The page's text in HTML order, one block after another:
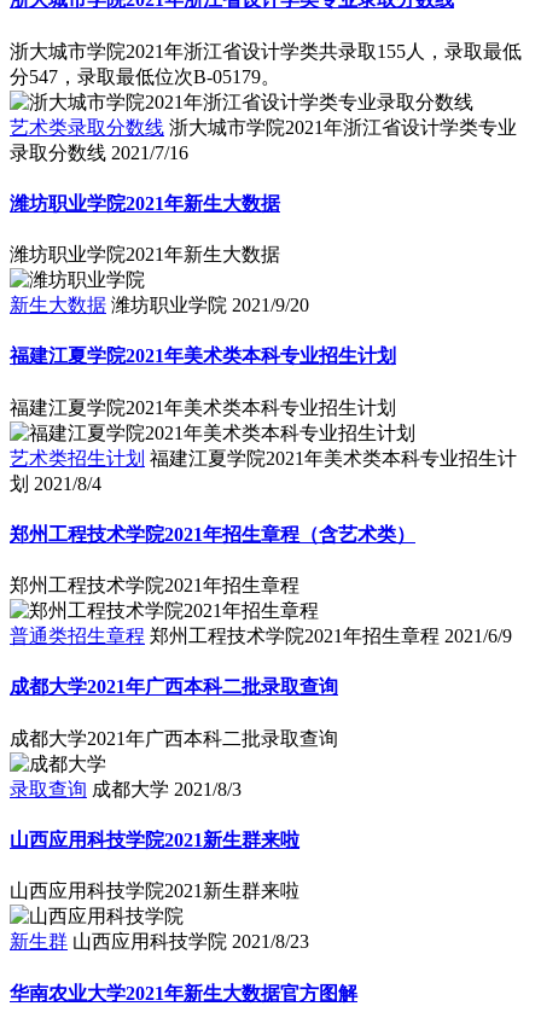
浙大城市学院2021年浙江省设计学类共录取155人，录取最低
分547，录取最低位次B-05179。
艺术类录取分数线 浙大城市学院2021年浙江省设计学类专业
录取分数线 2021/7/16
潍坊职业学院2021年新生大数据
潍坊职业学院2021年新生大数据
新生大数据 潍坊职业学院 2021/9/20
福建江夏学院2021年美术类本科专业招生计划
福建江夏学院2021年美术类本科专业招生计划
艺术类招生计划 福建江夏学院2021年美术类本科专业招生计
划 2021/8/4
郑州工程技术学院2021年招生章程（含艺术类）
郑州工程技术学院2021年招生章程
普通类招生章程 郑州工程技术学院2021年招生章程 2021/6/9
成都大学2021年广西本科二批录取查询
成都大学2021年广西本科二批录取查询
录取查询 成都大学 2021/8/3
山西应用科技学院2021新生群来啦
山西应用科技学院2021新生群来啦
新生群 山西应用科技学院 2021/8/23
华南农业大学2021年新生大数据官方图解